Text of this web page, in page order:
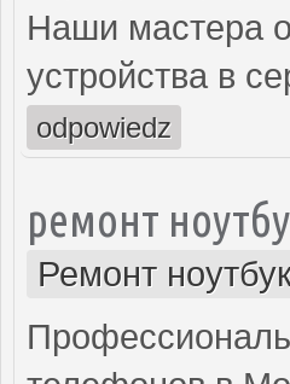
Наши мастера
устройства в
odpowiedz
ремонт
Ремонт